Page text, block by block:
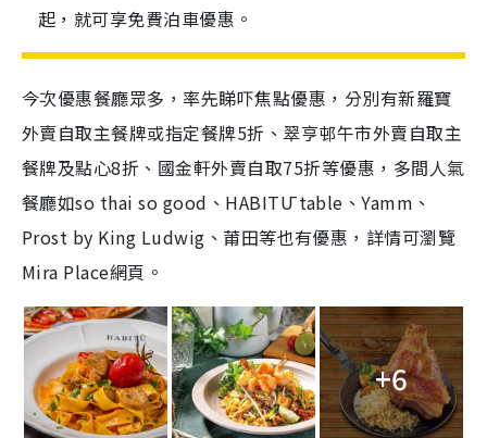
起，就可享免費泊車優惠。
今次優惠餐廳眾多，率先睇吓焦點優惠，分別有新羅寶
外賣自取主餐牌或指定餐牌5折、翠亨邨午市外賣自取主
餐牌及點心8折、國金軒外賣自取75折等優惠，多間人氣
餐廳如so thai so good 、 HABITŪ table 、Yamm 、
Prost by King Ludwig 、莆田等也有優惠，詳情可瀏覽
Mira Place網頁。
+6